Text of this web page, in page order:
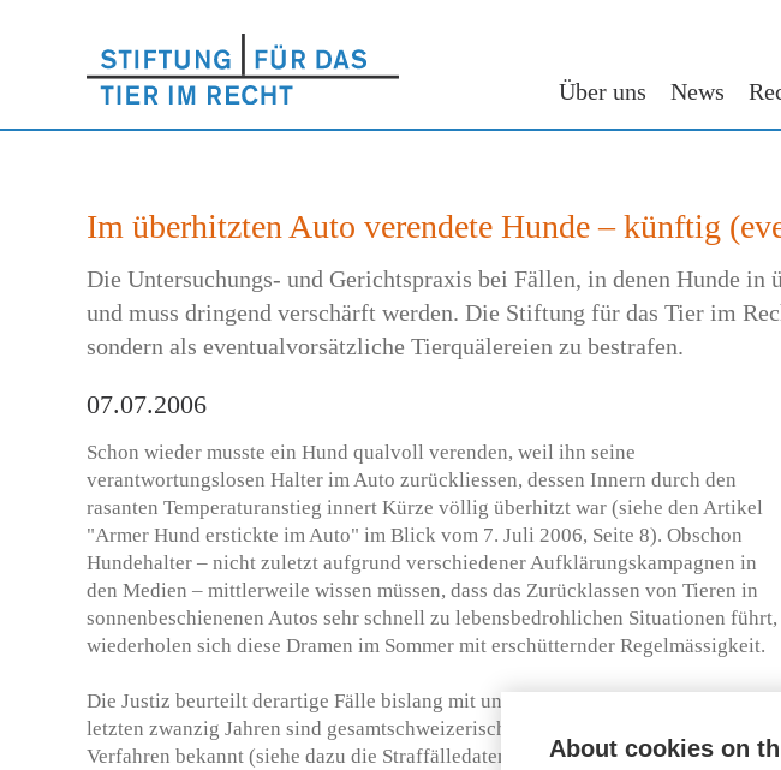
Über uns News
Im überhitzten Auto verendete Hunde – künftig
Die Untersuchungs- und Gerichtspraxis bei Fällen, in denen Hunde
und muss dringend verschärft werden. Die Stiftung für das Tier im
sondern als eventualvorsätzliche Tierquälereien zu bestrafen.
07.07.2006
Schon wieder musste ein Hund qualvoll verenden, weil ihn seine
verantwortungslosen Halter im Auto zurückliessen, dessen Innern durch den
rasanten Temperaturanstieg innert Kürze völlig überhitzt war (siehe den Artikel
"Armer Hund erstickte im Auto" im Blick vom 7. Juli 2006, Seite 8). Obschon
Hundehalter – nicht zuletzt aufgrund verschiedener Aufklärungskampagnen in
den Medien – mitt­lerweile wissen müssen, dass das Zurücklassen von Tieren in
sonnenbeschienenen Autos sehr schnell zu lebensbedrohlichen Situationen führt,
wiederholen sich diese Dramen im Sommer mit erschüt­ternder Regelmässigkeit.
Die Justiz beurteilt derartige Fälle bislang mit unangemessener Milde. Aus den
letzten zwanzig Jah­ren sind gesamtschweizerisch etwas über 100 entsprechende
Verfahren bekannt (siehe dazu die Straffälledatenbank der Stiftung für das Tier
About cookies on